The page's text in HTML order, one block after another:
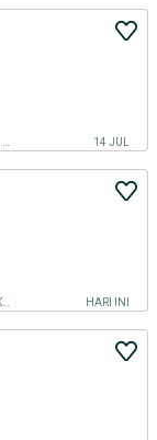
14 JUL
HARI INI